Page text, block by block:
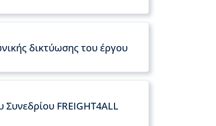
δικτύωσης του έργου
FREIGHT4ALL